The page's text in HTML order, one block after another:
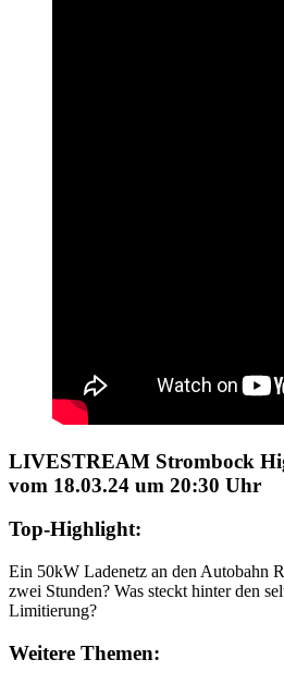
LIVESTREAM Strombock
vom 18.03.24 um 20:30 Uhr
Top-Highlight:
Ein 50kW Ladenetz an den Autobahn
zwei Stunden? Was steckt hinter den
Limitierung?
Weitere Themen: